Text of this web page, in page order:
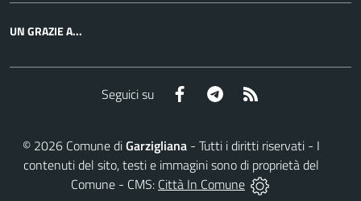
UN GRAZIE A...
Seguici su Facebook Telegram
© 2026Comune diGarzigliana- Tutti i diritti riservati - I
contenuti del sito, testi e immagini sono di proprietà del
Comune - CMS: Città In Comune